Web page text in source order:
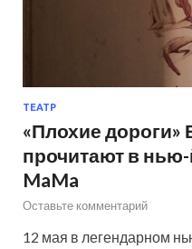
ТЕАТР
«Плохие дороги»
прочитают в нью-
MaMa
Оставьте комментарий
12 мая в легендарном